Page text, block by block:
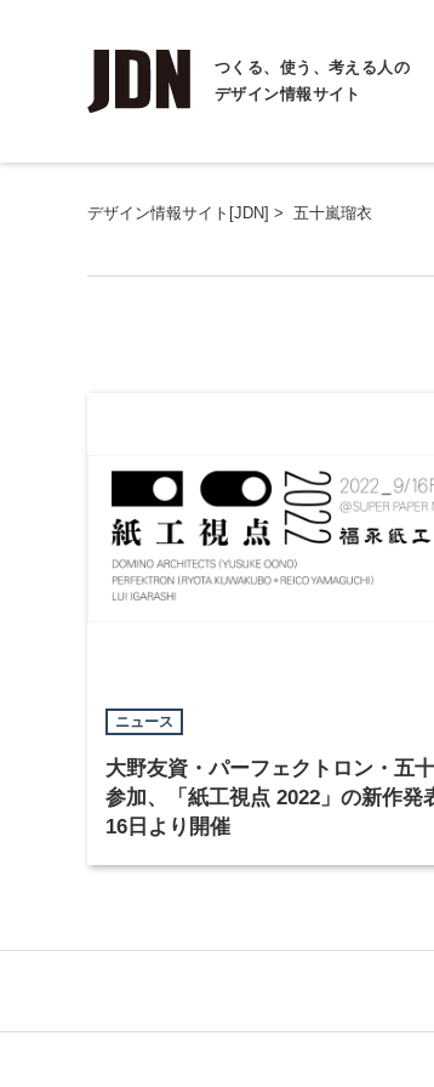
つくる、使う、考える人の
デザイン情報サイト
デザイン情報サイト[JDN] > 五十嵐瑠衣
ニュース
大野友資・パーフェクトロン・五
参加、「紙工視点 2022」の新作発
16日より開催